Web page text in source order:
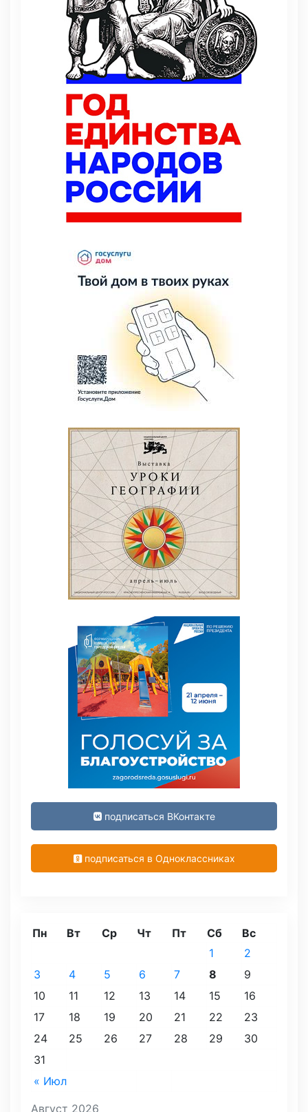
подписаться ВКонтакте
подписаться в Одноклассниках
Август 2026
Пн Вт Ср Чт Пт Сб Вс
« Июл
1
2
3
4 5 6 7 8
9
10
11 12 13 14 15
16
17
18 19 20 21 22
23
24
25 26 27 28 29
30
31